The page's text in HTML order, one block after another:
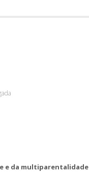
e da multiparentalidade